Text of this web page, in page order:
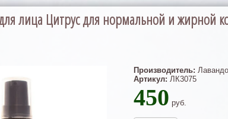
лица Цитрус для нормальной и жирной
Производитель:
Артикул: ЛК3075
450 руб.